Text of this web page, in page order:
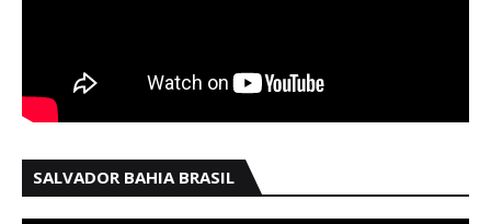
SALVADOR BAHIA BRASIL